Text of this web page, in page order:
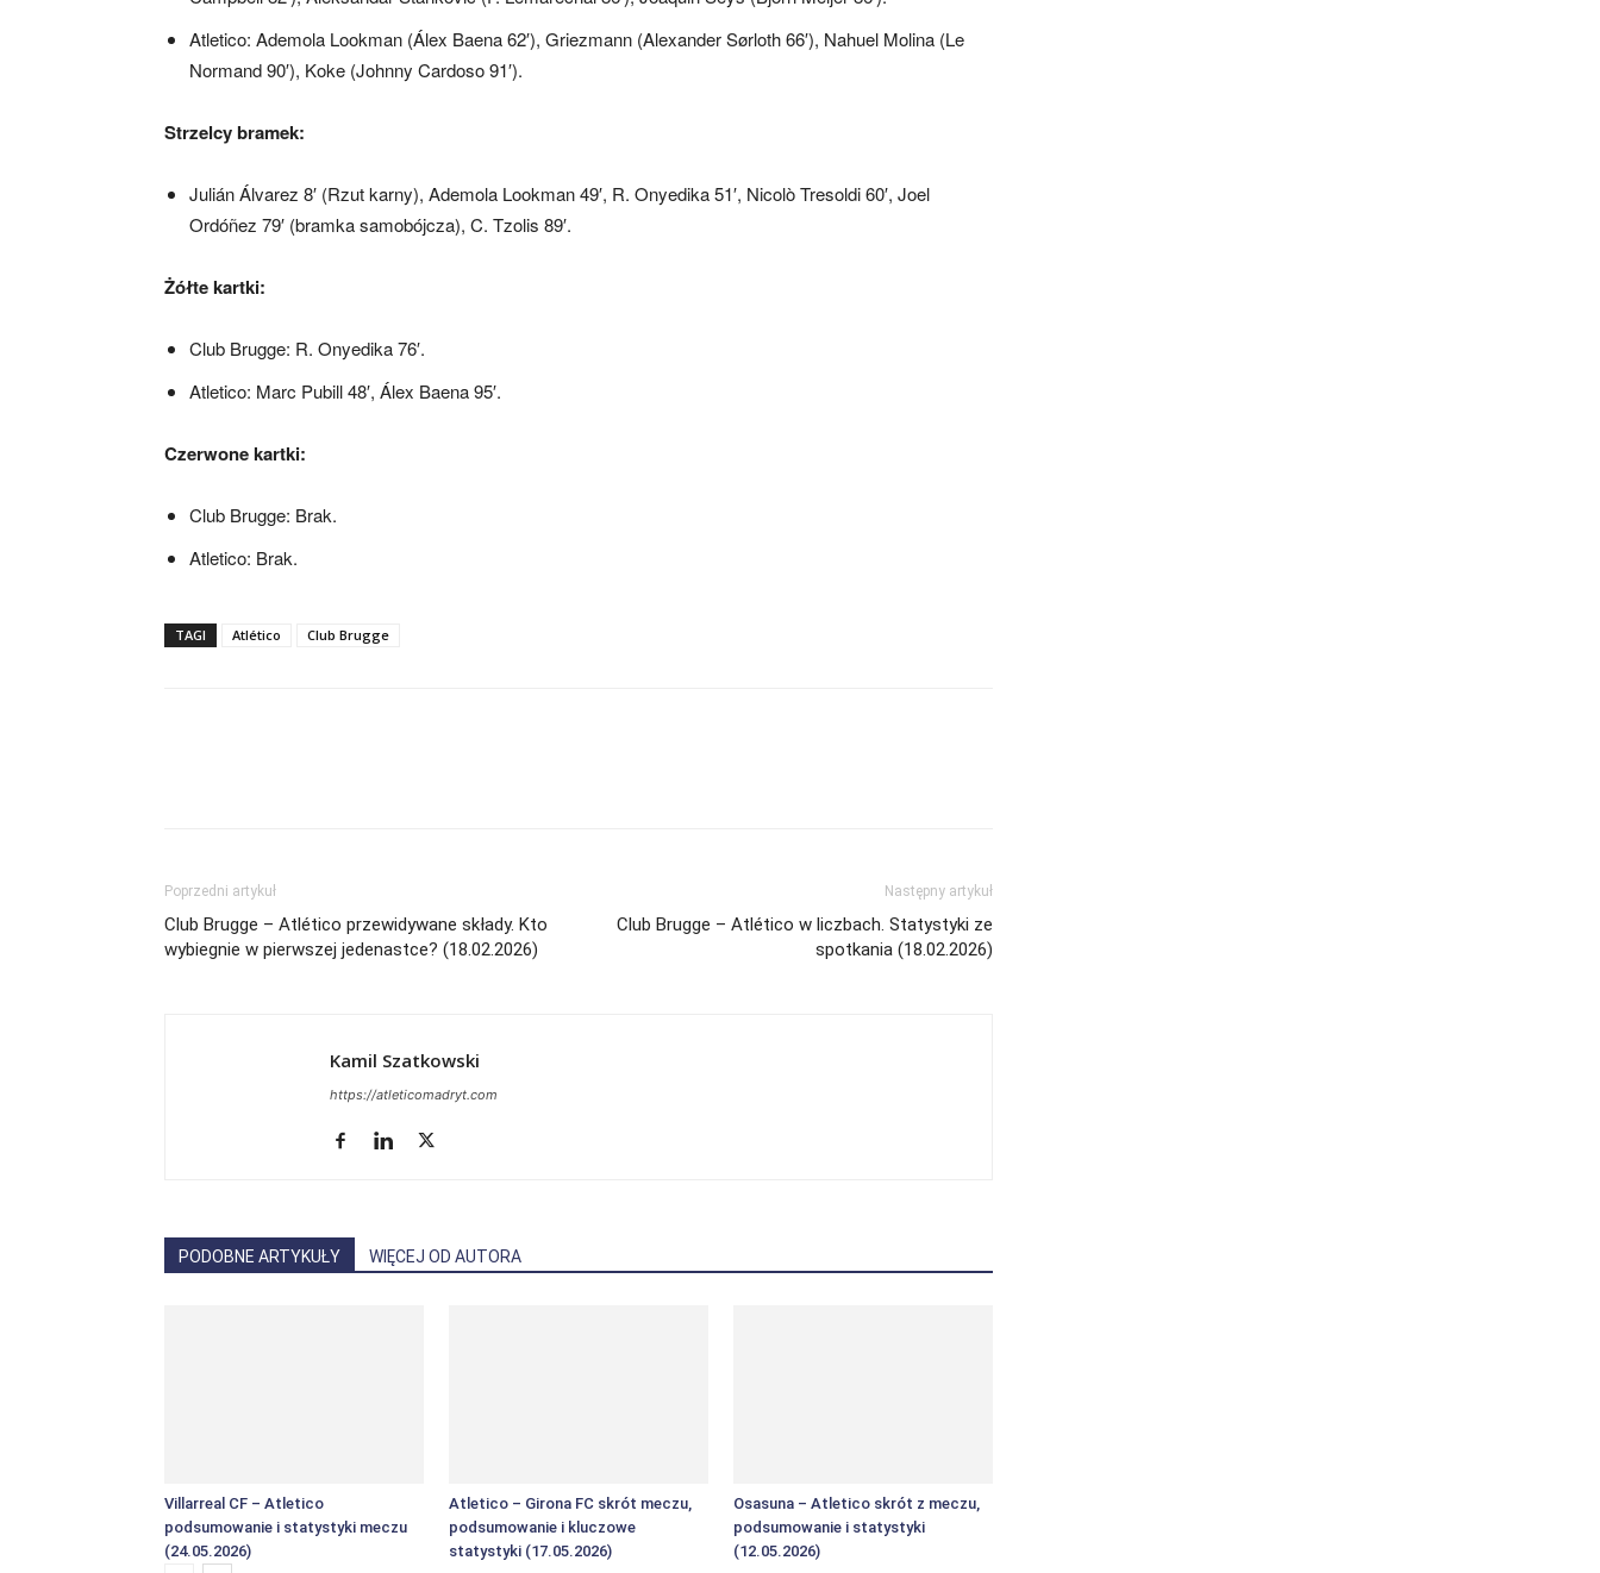
Atletico: Ademola Lookman (Álex Baena 62′), Griezmann (Alexander Sørloth 66′), Nahuel Molina (Le
Normand 90′), Koke (Johnny Cardoso 91′).
Strzelcy bramek:
Julián Álvarez 8′ (Rzut karny), Ademola Lookman 49′, R. Onyedika 51′, Nicolò Tresoldi 60′, Joel
Ordóñez 79′ (bramka samobójcza), C. Tzolis 89′.
Żółte kartki:
Club Brugge: R. Onyedika 76′.
Atletico: Marc Pubill 48′, Álex Baena 95′.
Czerwone kartki:
Club Brugge: Brak.
Atletico: Brak.
TAGI Atlético Club Brugge
Poprzedni artykuł
Club Brugge – Atlético przewidywane składy. Kto
wybiegnie w pierwszej jedenastce? (18.02.2026)
Następny artykuł
Club Brugge – Atlético w liczbach. Statystyki ze
spotkania (18.02.2026)
Kamil Szatkowski
https://atleticomadryt.com
PODOBNE ARTYKUŁY WIĘCEJ OD AUTORA
Villarreal CF – Atletico
podsumowanie i statystyki meczu
(24.05.2026)
Atletico – Girona FC skrót meczu,
podsumowanie i kluczowe
statystyki (17.05.2026)
Osasuna – Atletico skrót z meczu,
podsumowanie i statystyki
(12.05.2026)